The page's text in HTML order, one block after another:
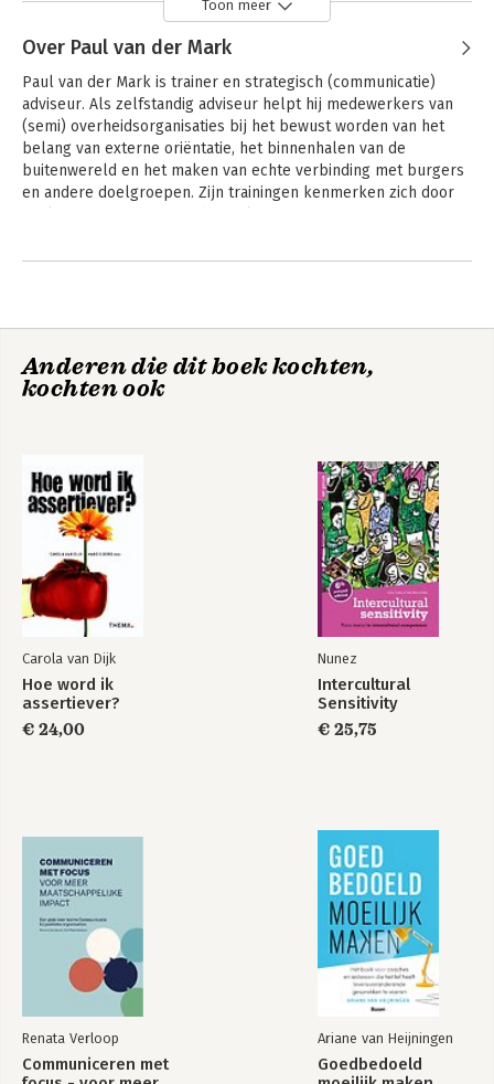
Toon meer
Over Paul van der Mark
Paul van der Mark is trainer en strategisch (communicatie)
adviseur. Als zelfstandig adviseur helpt hij medewerkers van
(semi) overheidsorganisaties bij het bewust worden van het
belang van externe oriëntatie, het binnenhalen van de
buitenwereld en het maken van echte verbinding met burgers
en andere doelgroepen. Zijn trainingen kenmerken zich door
Anderen die dit boek kochten,
kochten ook
Carola van Dijk
Hoe word ik
assertiever?
€ 24,00
Nunez
Intercultural
Sensitivity
€ 25,75
Renata Verloop
Communiceren met
Ariane van Heijningen
Goedbedoeld